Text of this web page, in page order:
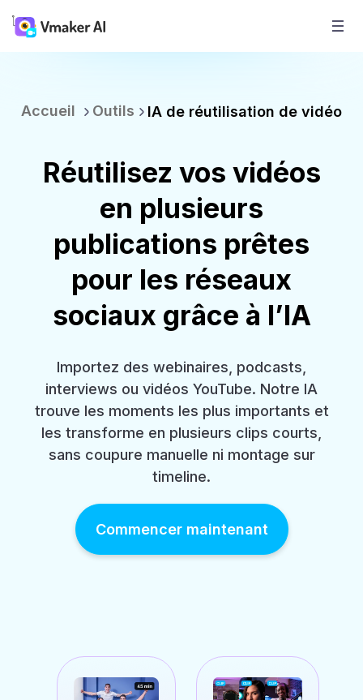
Accueil Outils IA de réutilisation de vidéo
Réutilisez vos vidéos
en plusieurs
publications prêtes
pour les réseaux
sociaux grâce à l’IA
Importez des webinaires, podcasts,
interviews ou vidéos YouTube. Notre IA
trouve les moments les plus importants et
les transforme en plusieurs clips courts,
sans coupure manuelle ni montage sur
timeline.
Commencer maintenant